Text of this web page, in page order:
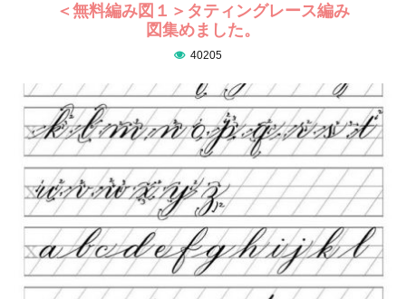
＜無料編み図１＞タティングレース編み
図集めました。
40205